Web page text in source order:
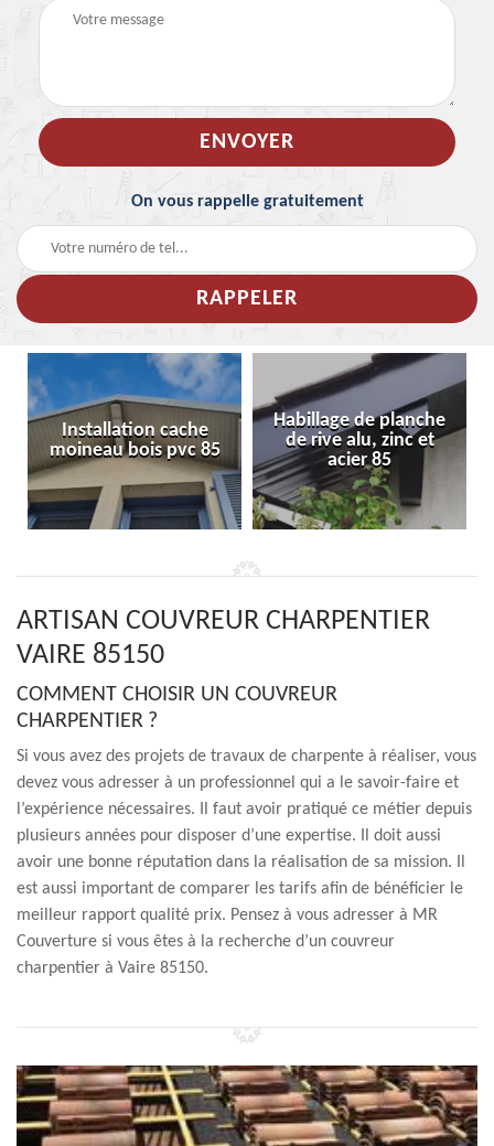
On vous rappelle gratuitement
Installation cache
moineau bois pvc 85
Habillage de planche
de rive alu, zinc et
acier 85
ARTISAN COUVREUR CHARPENTIER
VAIRE 85150
COMMENT CHOISIR UN COUVREUR
CHARPENTIER ?
Si vous avez des projets de travaux de charpente à réaliser, vous
devez vous adresser à un professionnel qui a le savoir-faire et
l’expérience nécessaires. Il faut avoir pratiqué ce métier depuis
plusieurs années pour disposer d’une expertise. Il doit aussi
avoir une bonne réputation dans la réalisation de sa mission. Il
est aussi important de comparer les tarifs afin de bénéficier le
meilleur rapport qualité prix. Pensez à vous adresser à MR
Couverture si vous êtes à la recherche d’un couvreur
charpentier à Vaire 85150.